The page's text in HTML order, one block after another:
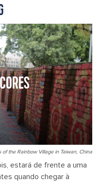
of the Rainbow Village in Taiwan, China
estará de frente a uma
quando chegar à